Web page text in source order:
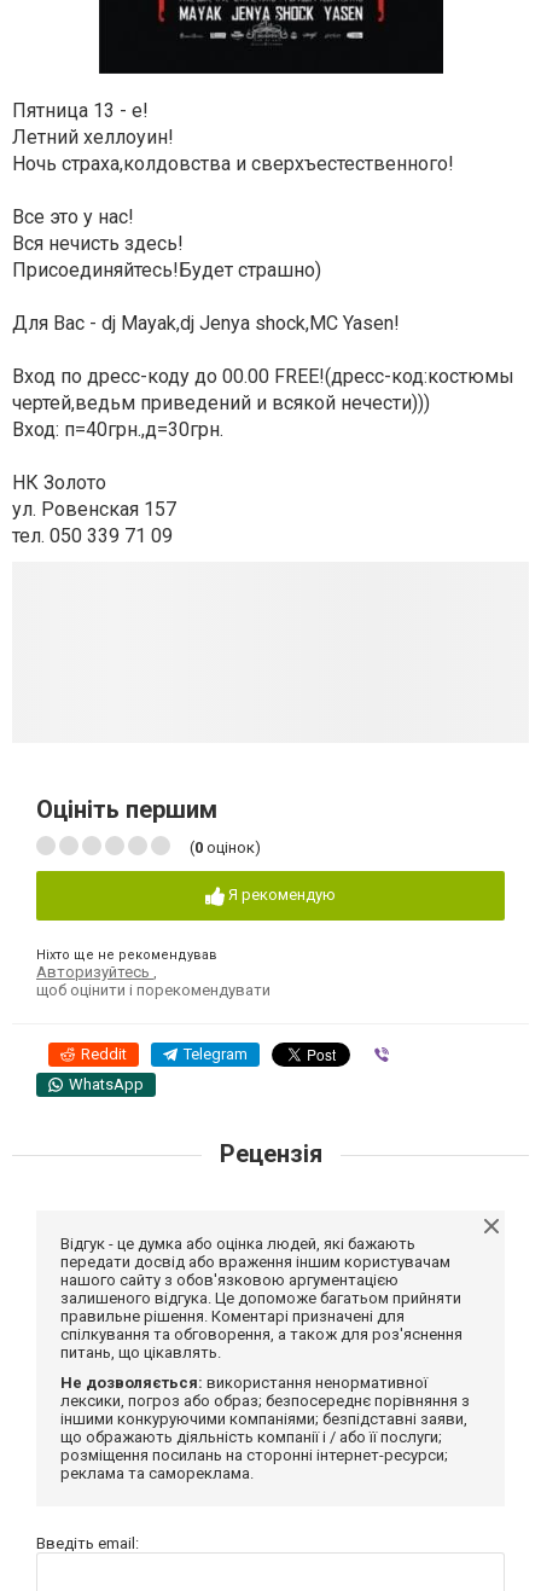
Пятница 13 - е!
Летний хеллоуин!
Ночь страха,колдовства и сверхъестественного!
Все это у нас!
Вся нечисть здесь!
Присоединяйтесь!Будет страшно)
Для Вас - dj Mayak,dj Jenya shock,MC Yasen!
Вход по дресс-коду до 00.00 FREE!(дресс-код:костюмы
чертей,ведьм приведений и всякой нечести)))
Вход: п=40грн.,д=30грн.
НК Золото
ул. Ровенская 157
тел. 050 339 71 09
Оцініть першим
(0 оцінок)
Я рекомендую
Ніхто ще не рекомендував
Авторизуйтесь
щоб оцінити і порекомендувати
Reddit Telegram
WhatsApp
Рецензія
Відгук - це думка або оцінка людей, які бажають
передати досвід або враження іншим користувачам
нашого сайту з обов'язковою аргументацією
залишеного відгука. Це допоможе багатьом прийняти
правильне рішення. Коментарі призначені для
спілкування та обговорення, а також для роз'яснення
питань, що цікавлять.
Не дозволяється: використання ненормативної
лексики, погроз або образ; безпосереднє порівняння з
іншими конкуруючими компаніями; безпідставні заяви,
що ображають діяльність компанії і / або її послуги;
розміщення посилань на сторонні інтернет-ресурси;
реклама та самореклама.
Введіть email: